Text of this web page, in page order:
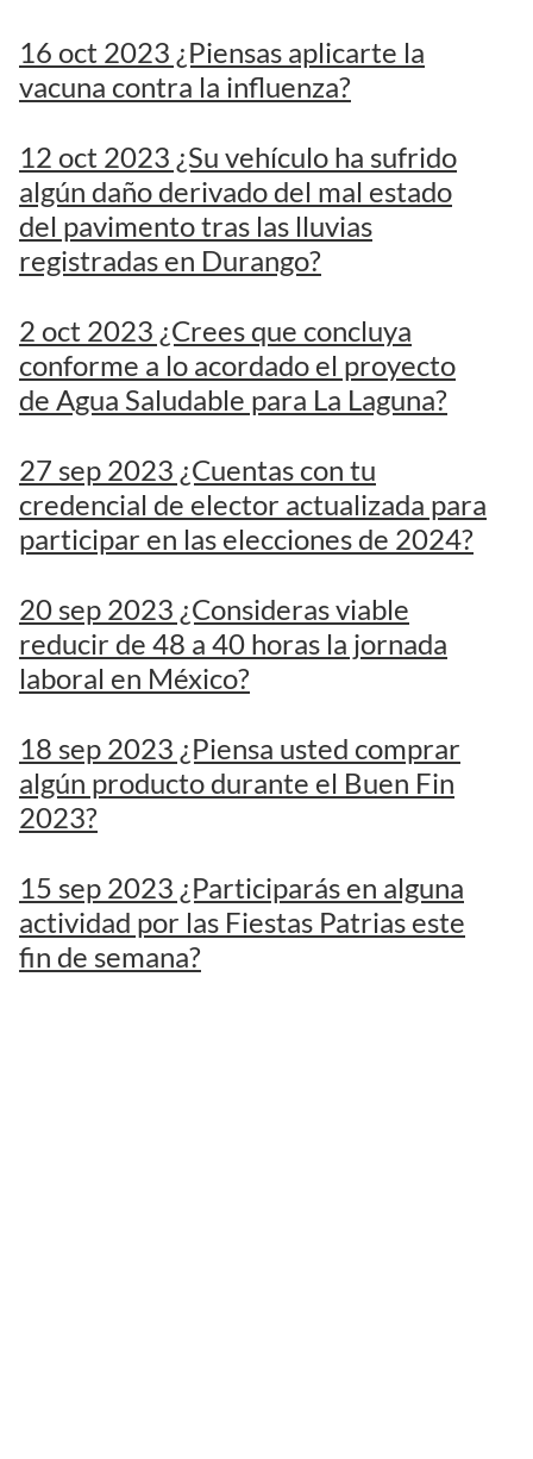
16 oct 2023 ¿Piensas aplicarte la
vacuna contra la influenza?
12 oct 2023 ¿Su vehículo ha sufrido
algún daño derivado del mal estado
del pavimento tras las lluvias
registradas en Durango?
2 oct 2023 ¿Crees que concluya
conforme a lo acordado el proyecto
de Agua Saludable para La Laguna?
27 sep 2023 ¿Cuentas con tu
credencial de elector actualizada para
participar en las elecciones de 2024?
20 sep 2023 ¿Consideras viable
reducir de 48 a 40 horas la jornada
laboral en México?
18 sep 2023 ¿Piensa usted comprar
algún producto durante el Buen Fin
2023?
15 sep 2023 ¿Participarás en alguna
actividad por las Fiestas Patrias este
fin de semana?